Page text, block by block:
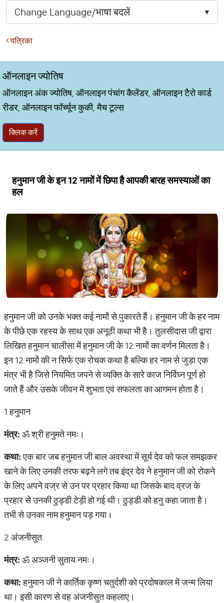
पत्रिका
ऑनलाइन ज्योतिष
ऑनलाइन अंक ज्योतिष, ऑनलाइन पंचांग कैलेंडर, ऑनलाइन टैरो कार्ड
रीडर, ऑनलाइन फॉर्च्यून कुकी, मैच टूल्स
क्लिक करें
हनुमान जी के इन 12 नामों में छिपा है आपकी बारह समस्याओं का
हल
हनुमान जी को उनके भक्त कई नामों से पुकारते हैं। हनुमान जी के हर नाम
के पीछे एक रहस्य के साथ एक अनूठी कथा भी है। तुलसीदास जी द्वारा
लिखित हनुमान चालीसा में हनुमान जी के 12 नामों का वर्णन मिलता है।
इन 12 नामों की न सिर्फ एक रोचक कथा है बल्कि हर नाम से जुड़ा एक
मंत्र भी है जिसे नियमित जपने से व्यक्ति के सारे काज निर्विघ्न पूर्ण हो
जाते हैं और उसके जीवन में शुभता एवं सफलता का आगमन होता है।
1 हनुमान
मंत्र: ॐ श्री हनुमते नमः।
कथा:एक बार जब हनुमान जी बाल अवस्था में सूर्य देव को फल समझकर
खाने के लिए उनकी तरफ बढ़ने लगे तब इंद्र देव ने हनुमान जी को रोकने
के लिए अपने वज्र से उन पर प्रहार किया था जिसके बाद व्रज के
प्रहार से उनकी ठुड्डी टेड़ी हो गई थी। ठुड्डी को हनु कहा जाता है।
तभी से उनका नाम हनुमान पड़ गया।
2 अंजनीसुत
मंत्र: ॐ अञ्जनी सुताय नमः।
कथा:हनुमान जी ने कार्तिक कृष्ण चतुर्दशी को प्रदोषकाल में जन्म लिया
था। इसी कारण से वह अंजनीसुत कहलाए।